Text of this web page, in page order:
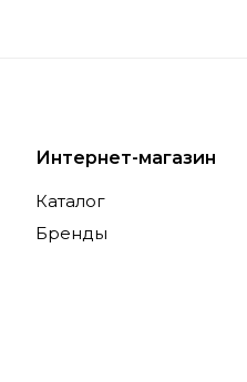
Интернет-магазин
Каталог
Бренды